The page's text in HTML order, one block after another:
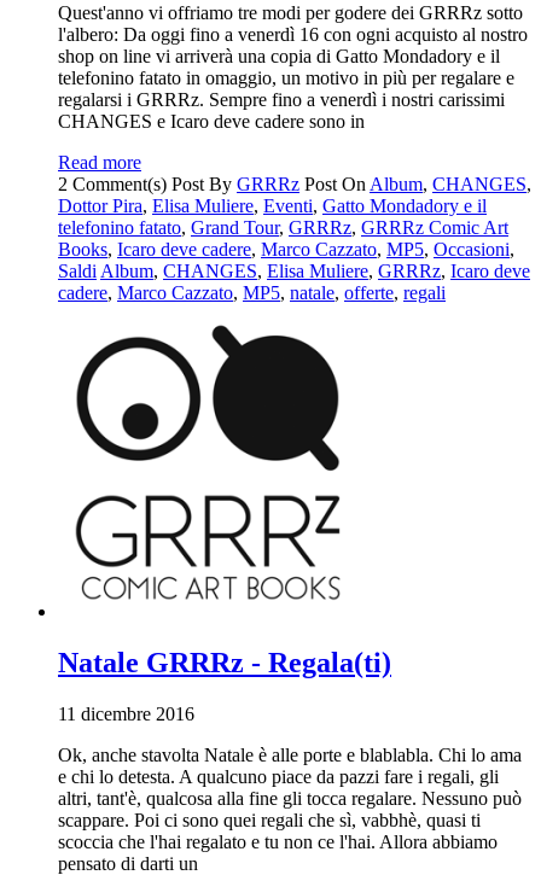
Quest'anno vi offriamo tre modi per godere dei GRRRz sotto
l'albero: Da oggi fino a venerdì 16 con ogni acquisto al nostro
shop on line vi arriverà una copia di Gatto Mondadory e il
telefonino fatato in omaggio, un motivo in più per regalare e
regalarsi i GRRRz. Sempre fino a venerdì i nostri carissimi
CHANGES e Icaro deve cadere sono in
Read more
2 Comment(s) Post By GRRRz Post On Album, CHANGES,
Dottor Pira, Elisa Muliere, Eventi, Gatto Mondadory e il
telefonino fatato, Grand Tour, GRRRz, GRRRz Comic Art
Books, Icaro deve cadere, Marco Cazzato, MP5, Occasioni,
Saldi Album, CHANGES, Elisa Muliere, GRRRz, Icaro deve
cadere, Marco Cazzato, MP5, natale, offerte, regali
Natale GRRRz - Regala(ti)
11 dicembre 2016
Ok, anche stavolta Natale è alle porte e blablabla. Chi lo ama
e chi lo detesta. A qualcuno piace da pazzi fare i regali, gli
altri, tant'è, qualcosa alla fine gli tocca regalare. Nessuno può
scappare. Poi ci sono quei regali che sì, vabbhè, quasi ti
scoccia che l'hai regalato e tu non ce l'hai. Allora abbiamo
pensato di darti un